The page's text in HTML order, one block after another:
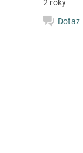
2 roky
Dotaz